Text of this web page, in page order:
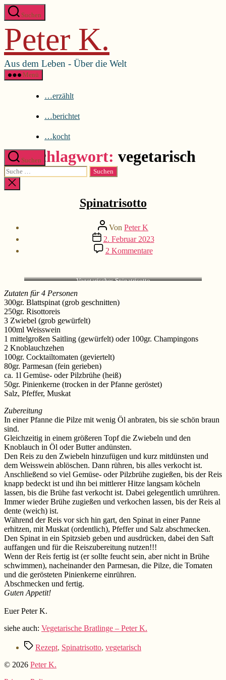
Direkt
zum
wechseln
Suchen
Peter K.
Aus dem Leben - Über die Welt
Menü
…erzählt
…berichtet
…kocht
Suchen
Suche
nach:
Suche
schließen
Menü schließen
…berichtet
…kocht
Schlagwort: vegetarisch
Spinatrisotto
Beitragsautor
Von Peter K
Beitragsdatum
2. Februar 2023
2 Kommentarezu
Spinatrisotto
Vegetarisches Spinatrisotto
Zutaten für 4 Personen
300gr. Blattspinat (grob geschnitten)
250gr. Risottoreis
3 Zwiebel (grob gewürfelt)
100ml Weisswein
1 mittelgroßen Saitling (gewürfelt) oder 100gr. Champingons
2 Knoblauchzehen
100gr. Cocktailtomaten (geviertelt)
80gr. Parmesan (fein gerieben)
ca. 1l Gemüse- oder Pilzbrühe (heiß)
50gr. Pinienkerne (trocken in der Pfanne geröstet)
Salz, Pfeffer, Muskat
Zubereitung
In einer Pfanne die Pilze mit wenig Öl anbraten, bis sie schön braun
sind.
Gleichzeitig in einem größeren Topf die Zwiebeln und den
Knoblauch in Öl oder Butter andünsten.
Den Reis zu den Zwiebeln hinzufügen und kurz mitdünsten und
dem Weisswein ablöschen. Dann rühren, bis alles verkocht ist.
Anschließend so viel Gemüse- oder Pilzbrühe zugießen, bis der Reis
knapp bedeckt ist und ihn bei mittlerer Hitze langsam köcheln
lassen, bis die Brühe fast verkocht ist. Dabei gelegentlich umrühren.
Immer wieder Brühe zugießen und verkochen lassen, bis der Reis al
dente (weich) ist.
Während der Reis vor sich hin gart, den Spinat in einer Panne
erhitzen, mit Muskat (ordentlich), Pfeffer und Salz abschmecken.
Den Spinat in ein Spitzsieb geben und ausdrücken, dabei den Saft
auffangen und für die Reiszubereitung nutzen!!!
Wenn der Reis fertig ist (er sollte feucht sein, aber nicht in Brühe
schwimmen), nacheinander den Parmesan, die Pilze, die Tomaten
und die gerösteten Pinienkerne einrühren.
Abschmecken und fertig.
Guten Appetit!
Euer Peter K.
siehe auch: Vegetarische Bratlinge – Peter K.
Schlagwörter
Rezept, Spinatrisotto, vegetarisch
© 2026 Peter K.